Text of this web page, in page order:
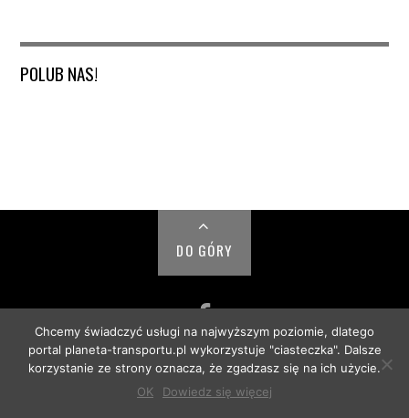
POLUB NAS!
DO GÓRY
© PLANETA TRANSPORTU 2018
Chcemy świadczyć usługi na najwyższym poziomie, dlatego
portal planeta-transportu.pl wykorzystuje "ciasteczka". Dalsze
korzystanie ze strony oznacza, że zgadzasz się na ich użycie.
OK
Dowiedz się więcej